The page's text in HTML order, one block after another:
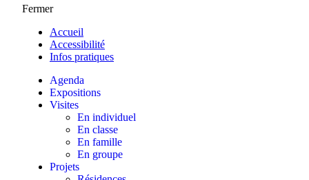
Fermer
Accueil
Accessibilité
Infos pratiques
Agenda
Expositions
Visites
En individuel
En classe
En famille
En groupe
Projets